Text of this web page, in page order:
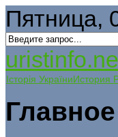
Пятница,
Історія УкраїниИстория